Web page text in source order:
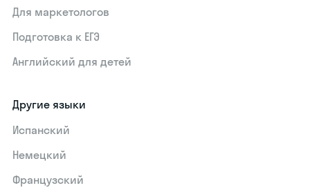
Для маркетологов
Подготовка к ЕГЭ
Английский для детей
Другие языки
Испанский
Немецкий
Французский